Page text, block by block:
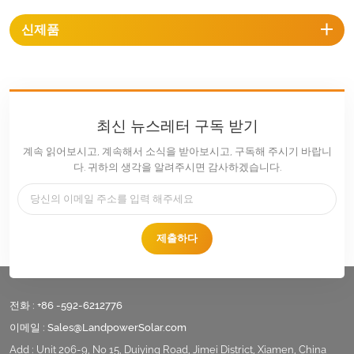
신제품
최신 뉴스레터 구독 받기
계속 읽어보시고, 계속해서 소식을 받아보시고, 구독해 주시기 바랍니
다. 귀하의 생각을 알려주시면 감사하겠습니다.
제출하다
전화 : +86 -592-6212776
이메일 : Sales@LandpowerSolar.com
Add : Unit 206-9, No 15, Duiying Road, Jimei District, Xiamen, China